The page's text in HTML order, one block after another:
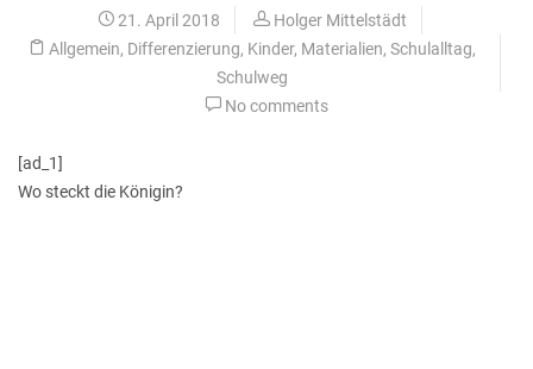
21. April 2018
Holger Mittelstädt
Allgemein, Differenzierung, Kinder, Materialien, Schulalltag,
Schulweg
No comments
[ad_1]
Wo steckt die Königin?